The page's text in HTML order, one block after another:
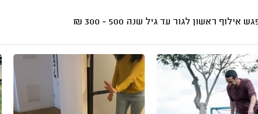
אילוף ראשון לגור עד גיל שנה 500 - 300
₪